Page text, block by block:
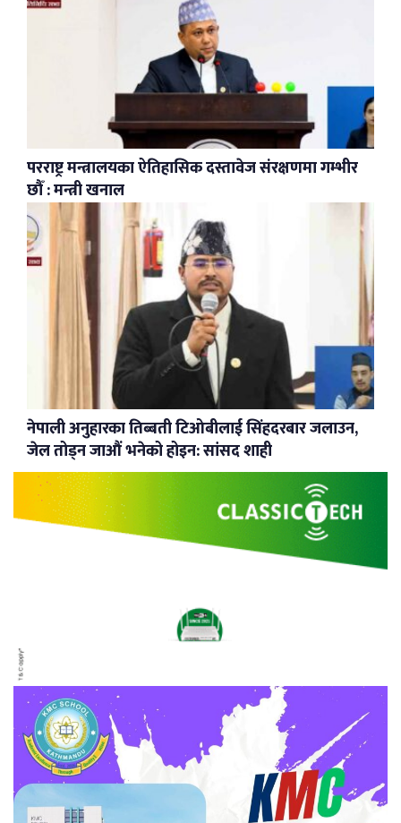
परराष्ट्र मन्त्रालयका ऐतिहासिक दस्तावेज संरक्षणमा गम्भीर
छौँ : मन्त्री खनाल
नेपाली अनुहारका तिब्बती टिओबीलाई सिंहदरबार जलाउन,
जेल तोड्न जाऔं भनेको होइन: सांसद शाही